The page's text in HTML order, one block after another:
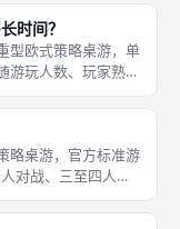
多重嵌套规则，独立
时间？
型欧式策略桌游，单
游玩人数、玩家熟练
局、节奏失控的情
玩场景。本作固定五
略桌游，官方标准游
对战、三至四人多
规则，不会出现人数
、单人休闲、双人竞